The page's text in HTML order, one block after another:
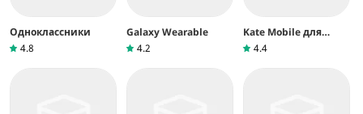
Одноклассники
4.8
Galaxy Wearable
4.2
Kate Mobile для
ВКонтакте
4.4